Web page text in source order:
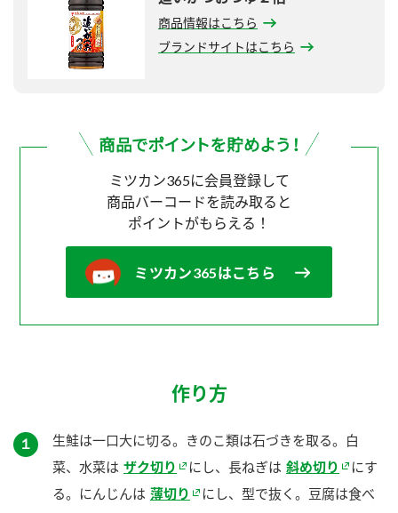
商品情報はこちら
ブランドサイトはこちら
ミツカン365に会員登録して
商品バーコードを読み取ると
ポイントがもらえる！
ミツカン365はこちら
作り方
１
生鮭は一口大に切る。きのこ類は石づきを取る。白
菜、水菜は ザク切り にし、長ねぎは 斜め切り
にす
る。にんじんは 薄切り
にし、型で抜く。豆腐は食べ